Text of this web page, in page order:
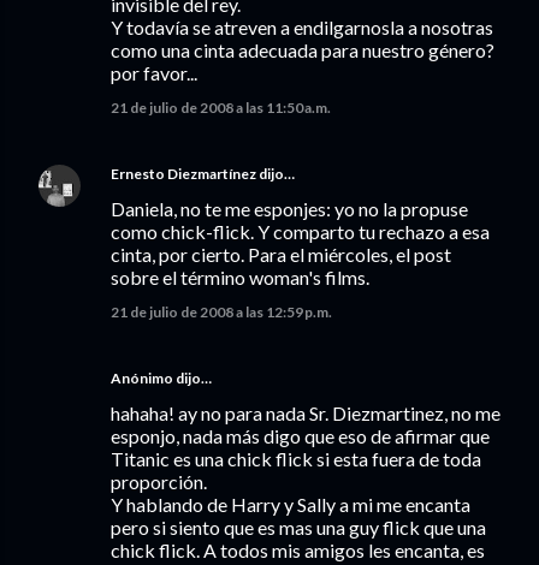
Y todavía se atreven a endilgarnosla a nosotras
como una cinta adecuada para nuestro género?
por favor...
21 de julio de 2008 a las 11:50 a.m.
Ernesto Diezmartínez dijo…
Daniela, no te me esponjes: yo no la propuse
como chick-flick. Y comparto tu rechazo a esa
cinta, por cierto. Para el miércoles, el post
sobre el término woman's films.
21 de julio de 2008 a las 12:59 p.m.
Anónimo dijo…
hahaha! ay no para nada Sr. Diezmartinez, no me
esponjo, nada más digo que eso de afirmar que
Titanic es una chick flick si esta fuera de toda
proporción.
Y hablando de Harry y Sally a mi me encanta
pero si siento que es mas una guy flick que una
chick flick. A todos mis amigos les encanta, es